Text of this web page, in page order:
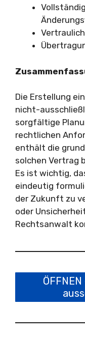
Die Erstellung
nicht-
sorgfältige
rechtlichen
enthält die
solchen Vertrag
Es ist wichtig,
eindeutig
der Zukunft zu
oder
Rechtsanwalt